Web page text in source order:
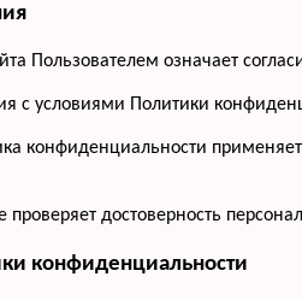
Пользователем означает
с условиями Политики
конфиденциальности
достоверность
конфиденциальности